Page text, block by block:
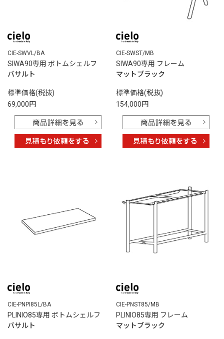
CIE-SWVL/BA
SIWA90専用 ボトムシェルフ
バサルト
標準価格(税抜)
69,000円
CIE-SWST/MB
SIWA90専用 フレーム
マットブラック
標準価格(税抜)
154,000円
CIE-PNPI85L/BA
PLINIO85専用 ボトムシェルフ
バサルト
CIE-PNST85/MB
PLINIO85専用 フレーム
マットブラック